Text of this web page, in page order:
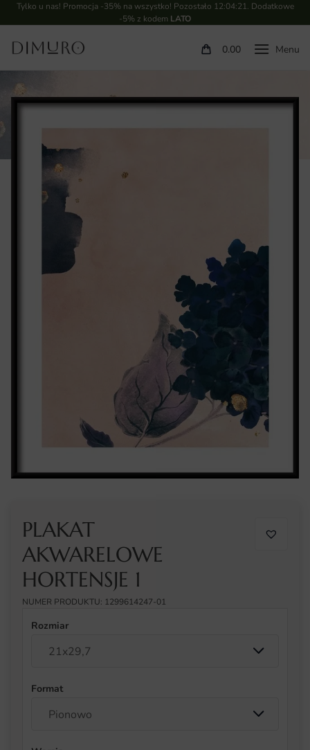
Tylko u nas! Promocja -35% na wszystko! Pozostało 12:04:20. Dodatkowe
-5% z kodem LATO
0.00
PLAKAT
AKWARELOWE
HORTENSJE 1
NUMER PRODUKTU: 1299614247-01
Rozmiar
Format